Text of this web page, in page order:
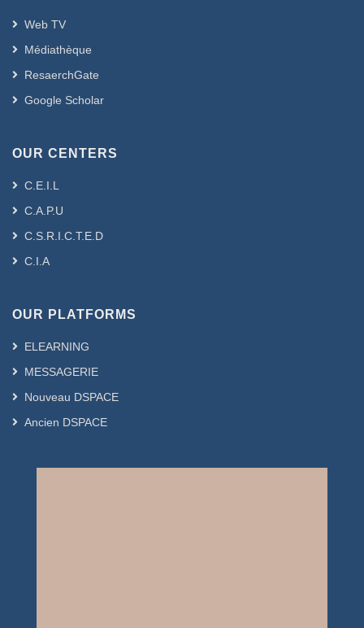
Web TV
Médiathèque
ResaerchGate
Google Scholar
OUR CENTERS
C.E.I.L
C.A.P.U
C.S.R.I.C.T.E.D
C.I.A
OUR PLATFORMS
ELEARNING
MESSAGERIE
Nouveau DSPACE
Ancien DSPACE